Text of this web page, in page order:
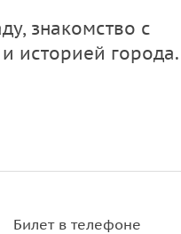
знакомство с
историей города.
Билет в телефоне